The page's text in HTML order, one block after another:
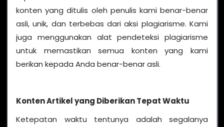
konten yang ditulis oleh penulis kami benar-benar
asli, unik, dan terbebas dari aksi plagiarisme. Kami
juga menggunakan alat pendeteksi plagiarisme
untuk memastikan semua konten yang kami
berikan kepada Anda benar-benar asli.
Konten Artikel yang Diberikan Tepat Waktu
Ketepatan waktu tentunya adalah segalanya